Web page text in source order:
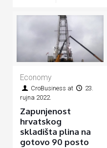
Economy
CroBusiness at
23.
rujna 2022.
Zapunjenost
hrvatskog
skladišta plina na
gotovo 90 posto